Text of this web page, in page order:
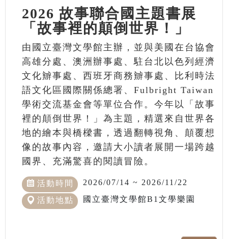
2026 故事聯合國主題書展
「故事裡的顛倒世界！」
由國立臺灣文學館主辦，並與美國在台協會
高雄分處、澳洲辦事處、駐台北以色列經濟
文化辧事處、西班牙商務辧事處、比利時法
語文化區國際關係總署、Fulbright Taiwan
學術交流基金會等單位合作。今年以「故事
裡的顛倒世界！」為主題，精選來自世界各
地的繪本與橋樑書，透過翻轉視角、顛覆想
像的故事內容，邀請大小讀者展開一場跨越
國界、充滿驚喜的閱讀冒險。
活動時間 2026/07/14 ~ 2026/11/22
活動地點 國立臺灣文學館B1文學樂園